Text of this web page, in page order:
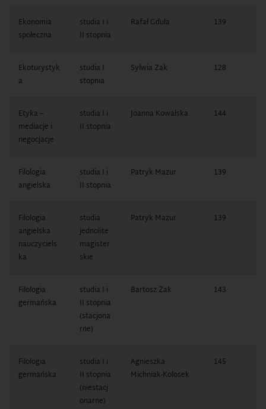
Ekonomia
społeczna
studia I i
II stopnia
Rafał Gdula 139
Ekoturystyk
a
studia I
stopnia
Sylwia Żak 128
Etyka –
mediacje i
negocjacje
studia I i
II stopnia
Joanna Kowalska 144
Filologia
angielska
studia I i
II stopnia
Patryk Mazur 139
Filologia
angielska
nauczyciels
ka
studia
jednolite
magister
skie
Patryk Mazur 139
Filologia
germańska
studia I i
II stopnia
(stacjona
rne)
Bartosz Żak 143
Filologia
germańska
studia I i
II stopnia
(niestacj
onarne)
Agnieszka
Michniak-Kolosek
145